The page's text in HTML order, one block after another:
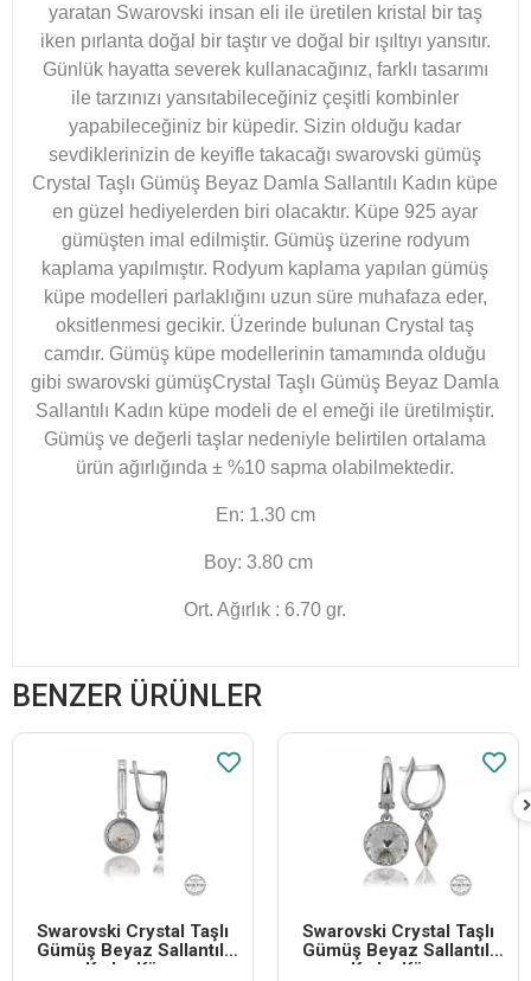
yaratan Swarovski insan eli ile üretilen kristal bir taş
iken pırlanta doğal bir taştır ve doğal bir ışıltıyı yansıtır.
Günlük hayatta severek kullanacağınız, farklı tasarımı
ile tarzınızı yansıtabileceğiniz çeşitli kombinler
yapabileceğiniz bir küpedir. Sizin olduğu kadar
sevdiklerinizin de keyifle takacağı swarovski gümüş
Crystal Taşlı Gümüş Beyaz Damla Sallantılı Kadın küpe
en güzel hediyelerden biri olacaktır. Küpe 925 ayar
gümüşten imal edilmiştir. Gümüş üzerine rodyum
kaplama yapılmıştır. Rodyum kaplama yapılan gümüş
küpe modelleri parlaklığını uzun süre muhafaza eder,
oksitlenmesi gecikir. Üzerinde bulunan Crystal taş
camdır. Gümüş küpe modellerinin tamamında olduğu
gibi swarovski gümüşCrystal Taşlı Gümüş Beyaz Damla
Sallantılı Kadın küpe modeli de el emeği ile üretilmiştir.
Gümüş ve değerli taşlar nedeniyle belirtilen ortalama
ürün ağırlığında ± %10 sapma olabilmektedir.
En: 1.30 cm
Boy: 3.80 cm
Ort. Ağırlık : 6.70 gr.
BENZER ÜRÜNLER
Swarovski Crystal Taşlı
Gümüş Beyaz Sallantılı
Kadın Küpe
Swarovski Crystal Taşlı
Gümüş Beyaz Sallantılı
Kadın Küpe